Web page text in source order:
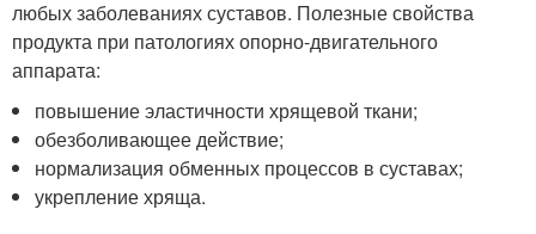
любых заболеваниях суставов. Полезные свойства
продукта при патологиях опорно-двигательного
аппарата:
повышение эластичности хрящевой ткани;
обезболивающее действие;
нормализация обменных процессов в суставах;
укрепление хряща.